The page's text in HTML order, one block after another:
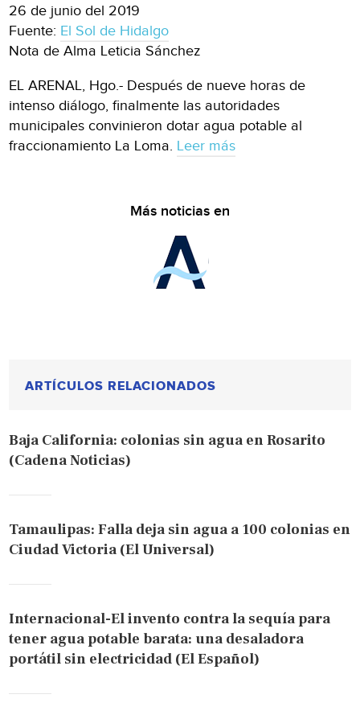
26 de junio del 2019
Fuente: El Sol de Hidalgo
Nota de Alma Leticia Sánchez
EL ARENAL, Hgo.- Después de nueve horas de
intenso diálogo, finalmente las autoridades
municipales convinieron dotar agua potable al
fraccionamiento La Loma. Leer más
Más noticias en
ARTÍCULOS RELACIONADOS
Baja California: colonias sin agua en Rosarito
(Cadena Noticias)
Tamaulipas: Falla deja sin agua a 100 colonias en
Ciudad Victoria (El Universal)
Internacional-El invento contra la sequía para
tener agua potable barata: una desaladora
portátil sin electricidad (El Español)